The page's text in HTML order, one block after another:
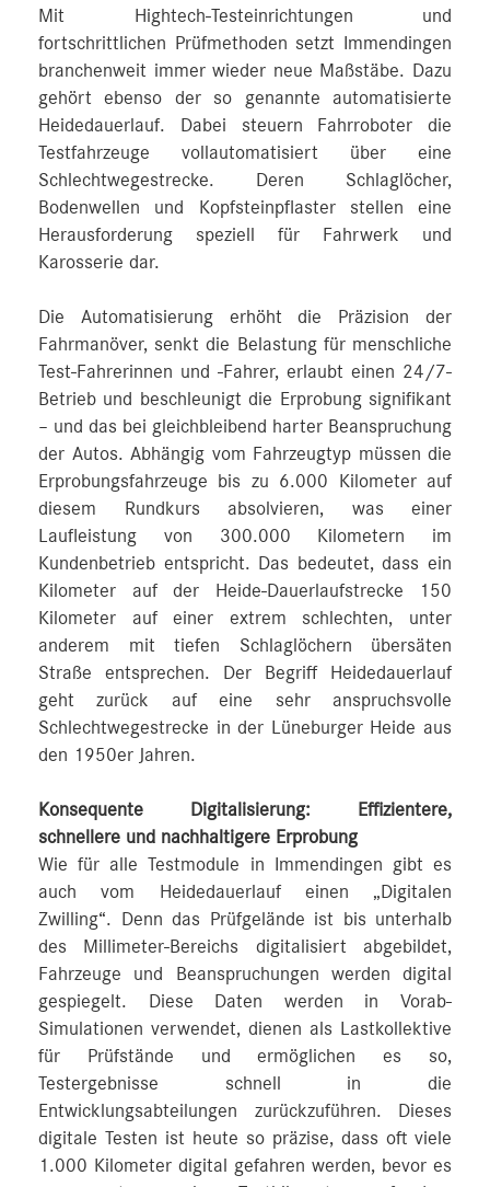
Mit Hightech-Testeinrichtungen und
fortschrittlichen Prüfmethoden setzt Immendingen
branchenweit immer wieder neue Maßstäbe. Dazu
gehört ebenso der so genannte automatisierte
Heidedauerlauf. Dabei steuern Fahrroboter die
Testfahrzeuge vollautomatisiert über eine
Schlechtwegestrecke. Deren Schlaglöcher,
Bodenwellen und Kopfsteinpflaster stellen eine
Herausforderung speziell für Fahrwerk und
Karosserie dar.
Die Automatisierung erhöht die Präzision der
Fahrmanöver, senkt die Belastung für menschliche
Test-Fahrerinnen und -Fahrer, erlaubt einen 24/7-
Betrieb und beschleunigt die Erprobung signifikant
– und das bei gleichbleibend harter Beanspruchung
der Autos. Abhängig vom Fahrzeugtyp müssen die
Erprobungsfahrzeuge bis zu 6.000 Kilometer auf
diesem Rundkurs absolvieren, was einer
Laufleistung von 300.000 Kilometern im
Kundenbetrieb entspricht. Das bedeutet, dass ein
Kilometer auf der Heide-Dauerlaufstrecke 150
Kilometer auf einer extrem schlechten, unter
anderem mit tiefen Schlaglöchern übersäten
Straße entsprechen. Der Begriff Heidedauerlauf
geht zurück auf eine sehr anspruchsvolle
Schlechtwegestrecke in der Lüneburger Heide aus
den 1950er Jahren.
Konsequente Digitalisierung: Effizientere,
schnellere und nachhaltigere Erprobung
Wie für alle Testmodule in Immendingen gibt es
auch vom Heidedauerlauf einen „Digitalen
Zwilling“. Denn das Prüfgelände ist bis unterhalb
des Millimeter-Bereichs digitalisiert abgebildet,
Fahrzeuge und Beanspruchungen werden digital
gespiegelt. Diese Daten werden in Vorab-
Simulationen verwendet, dienen als Lastkollektive
für Prüfstände und ermöglichen es so,
Testergebnisse schnell in die
Entwicklungsabteilungen zurückzuführen. Dieses
digitale Testen ist heute so präzise, dass oft viele
1.000 Kilometer digital gefahren werden, bevor es